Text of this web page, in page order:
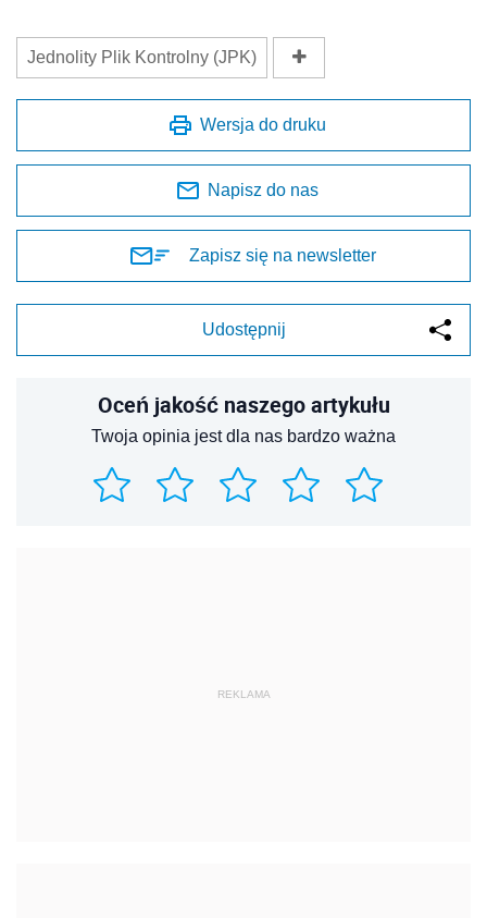
Jednolity Plik Kontrolny (JPK)
Wersja do druku
Napisz do nas
Zapisz się na newsletter
Udostępnij
Oceń jakość naszego artykułu
Twoja opinia jest dla nas bardzo ważna
REKLAMA